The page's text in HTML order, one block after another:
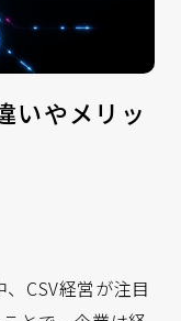
いやメリッ
CSV経営が注目